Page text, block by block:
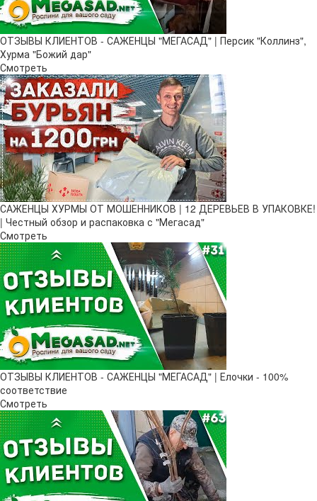
ОТЗЫВЫ КЛИЕНТОВ - САЖЕНЦЫ "МЕГАСАД" | Персик "Коллинз",
Хурма "Божий дар"
Смотреть
САЖЕНЦЫ ХУРМЫ ОТ МОШЕННИКОВ | 12 ДЕРЕВЬЕВ В УПАКОВКЕ!
| Честный обзор и распаковка с "Мегасад"
Смотреть
ОТЗЫВЫ КЛИЕНТОВ - САЖЕНЦЫ "МЕГАСАД" | Елочки - 100%
соответствие
Смотреть